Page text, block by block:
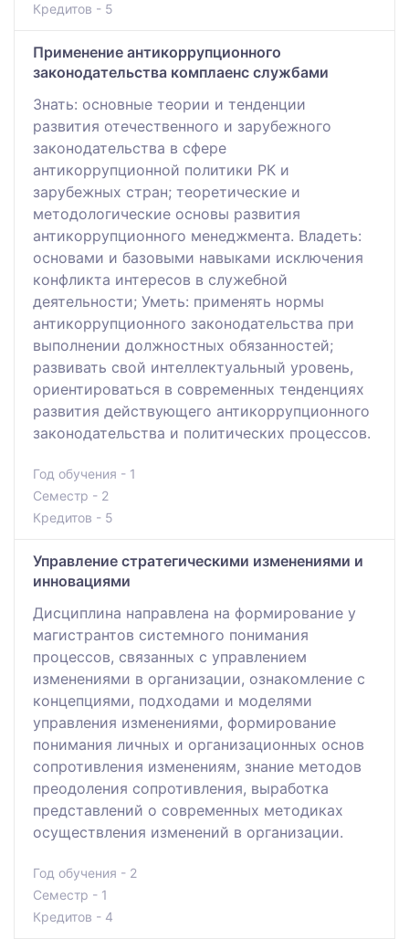
Кредитов - 5
Применение антикоррупционного
законодательства комплаенс службами
Знать: основные теории и тенденции
развития отечественного и зарубежного
законодательства в сфере
антикоррупционной политики РК и
зарубежных стран; теоретические и
методологические основы развития
антикоррупционного менеджмента. Владеть:
основами и базовыми навыками исключения
конфликта интересов в служебной
деятельности; Уметь: применять нормы
антикоррупционного законодательства при
выполнении должностных обязанностей;
развивать свой интеллектуальный уровень,
ориентироваться в современных тенденциях
развития действующего антикоррупционного
законодательства и политических процессов.
Год обучения - 1
Семестр - 2
Кредитов - 5
Управление стратегическими изменениями и
инновациями
Дисциплина направлена на формирование у
магистрантов системного понимания
процессов, связанных с управлением
изменениями в организации, ознакомление с
концепциями, подходами и моделями
управления изменениями, формирование
понимания личных и организационных основ
сопротивления изменениям, знание методов
преодоления сопротивления, выработка
представлений о современных методиках
осуществления изменений в организации.
Год обучения - 2
Семестр - 1
Кредитов - 4